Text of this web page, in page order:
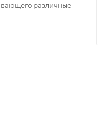
различные